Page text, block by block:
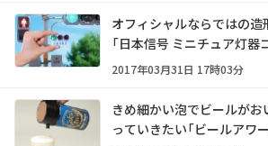
オフィシャルならではの
「日本信号 ミニチュア灯器
2017年03月31日 17時03分
きめ細かい泡でビールが
っていきたい「ビールアワ